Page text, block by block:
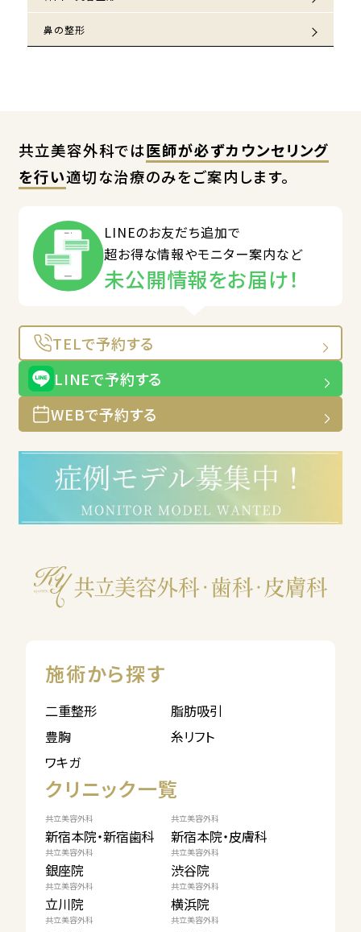
鼻の整形
共立美容外科では医師が必ずカウンセリング
を行い適切な治療のみをご案内します。
LINEのお友だち追加で
超お得な情報やモニター案内など
未公開情報をお届け！
TELで予約する
LINEで予約する
WEBで予約する
施術から探す
二重整形
脂肪吸引
豊胸
糸リフト
ワキガ
クリニック一覧
共立美容外科
新宿本院・新宿歯科
共立美容外科
新宿本院・皮膚科
共立美容外科
銀座院
共立美容外科
渋谷院
共立美容外科
立川院
共立美容外科
横浜院
共立美容外科 共立美容外科